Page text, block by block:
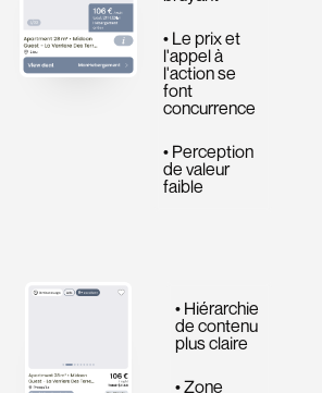
• Le prix et
l'appel à
l'action se
font
concurrence
• Perception
de valeur
faible
• Hiérarchie
de contenu
plus claire
• Zone